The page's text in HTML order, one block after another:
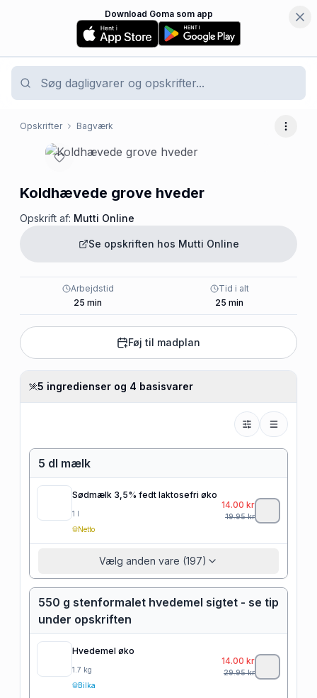
Download Goma som app
Opskrifter Bagværk Flere
Koldhævede grove hveder
Opskrift af: Mutti Online
Se opskriften hos Mutti Online
Arbejdstid
25 min
Tid i alt
25 min
Føj til madplan
5 ingredienser og 4 basisvarer
5 dl mælk
Sødmælk 3,5% fedt laktosefri øko
1 l
Netto
14.00 kr
19.95kr
Vælg anden vare (197)
550 g stenformalet hvedemel sigtet - se tip
under opskriften
Hvedemel øko
1.7 kg
Bilka
14.00 kr
29.95kr